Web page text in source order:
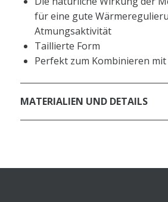
für eine gute
Atmungsaktivität
Taillierte Form
Perfekt zum Kombinieren mit
MATERIALIEN UND DETAILS